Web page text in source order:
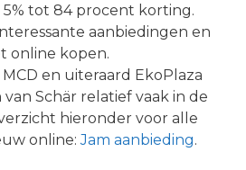
tot 84 procent korting.
aanbiedingen en
online kopen.
en uiteraard EkoPlaza
Schär relatief vaak in de
hieronder voor alle
online:Jam aanbieding.